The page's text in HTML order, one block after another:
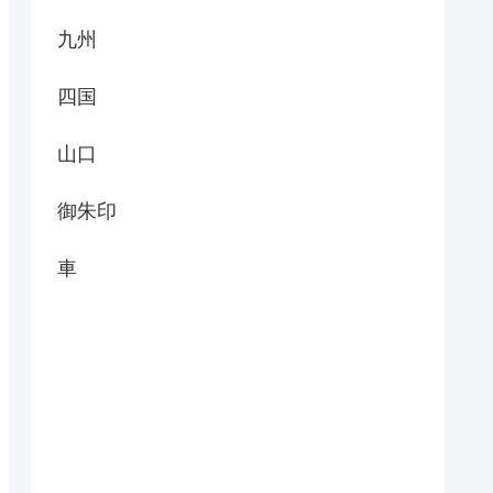
九州
四国
山口
御朱印
車